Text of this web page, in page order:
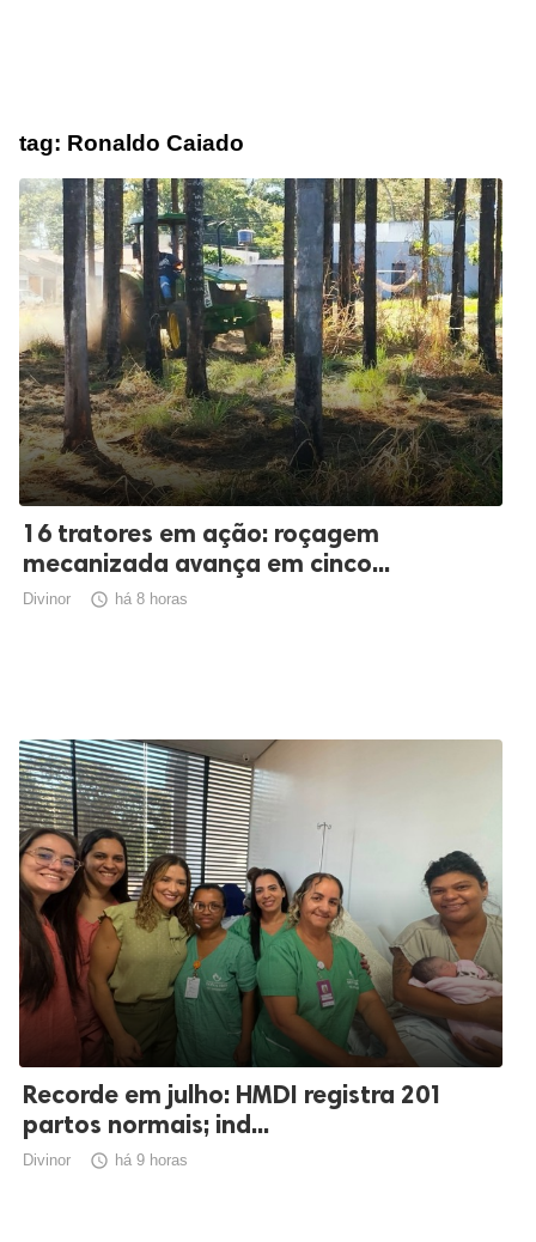
tag: Ronaldo Caiado
16 tratores em ação: roçagem
mecanizada avança em cinco...
Divinor  há 8 horas
Recorde em julho: HMDI registra 201
partos normais; ind...
Divinor  há 9 horas